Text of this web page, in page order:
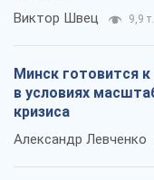
Виктор Швец 9,9 т.
Минск готовится
в условиях
кризиса
Александр Левченко